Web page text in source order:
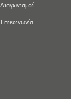
Διαγωνισμοί
Επικοινωνία